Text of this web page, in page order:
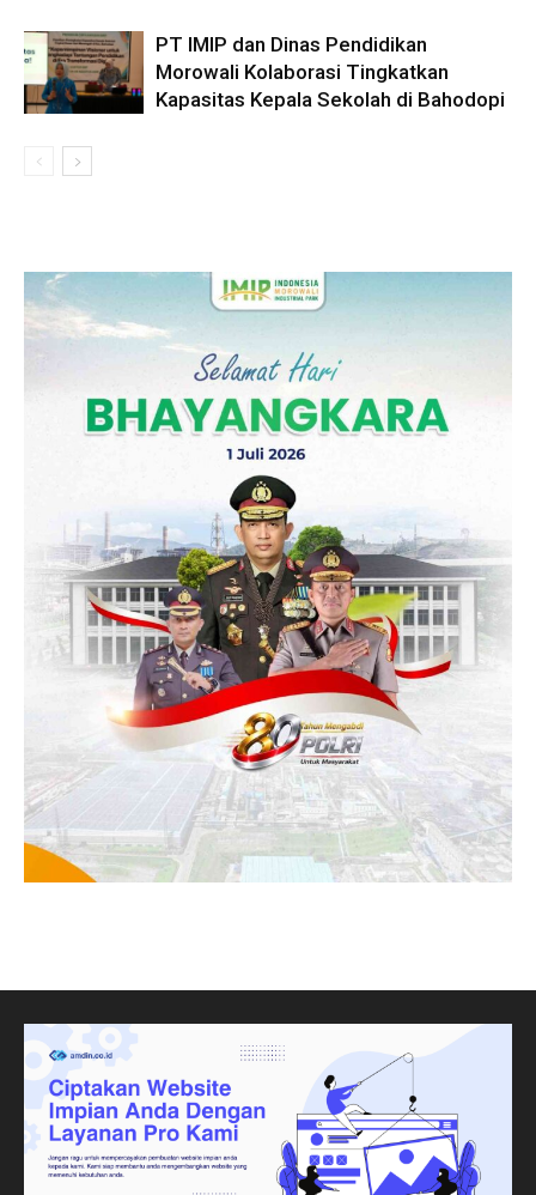
PT IMIP dan Dinas Pendidikan
Morowali Kolaborasi Tingkatkan
Kapasitas Kepala Sekolah di Bahodopi